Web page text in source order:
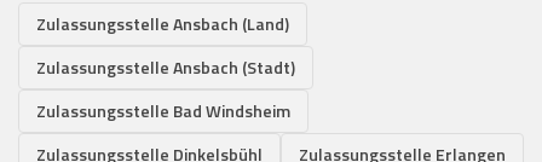
Zulassungsstelle Ansbach (Land)
Zulassungsstelle Ansbach (Stadt)
Zulassungsstelle Bad Windsheim
Zulassungsstelle Dinkelsbühl
Zulassungsstelle Erlangen